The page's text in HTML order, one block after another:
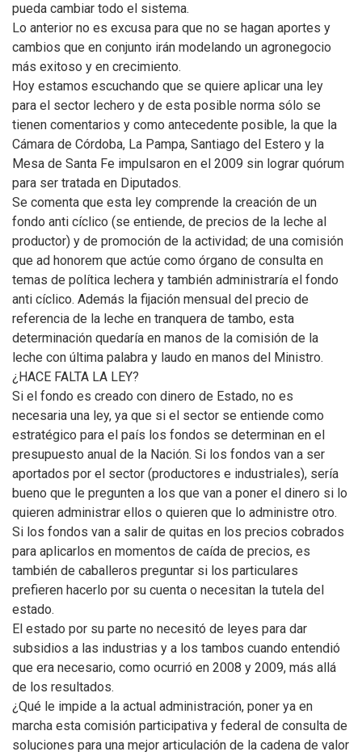
pueda cambiar todo el sistema.
Lo anterior no es excusa para que no se hagan aportes y
cambios que en conjunto irán modelando un agronegocio
más exitoso y en crecimiento.
Hoy estamos escuchando que se quiere aplicar una ley
para el sector lechero y de esta posible norma sólo se
tienen comentarios y como antecedente posible, la que la
Cámara de Córdoba, La Pampa, Santiago del Estero y la
Mesa de Santa Fe impulsaron en el 2009 sin lograr quórum
para ser tratada en Diputados.
Se comenta que esta ley comprende la creación de un
fondo anti cíclico (se entiende, de precios de la leche al
productor) y de promoción de la actividad; de una comisión
que ad honorem que actúe como órgano de consulta en
temas de política lechera y también administraría el fondo
anti cíclico. Además la fijación mensual del precio de
referencia de la leche en tranquera de tambo, esta
determinación quedaría en manos de la comisión de la
leche con última palabra y laudo en manos del Ministro.
¿HACE FALTA LA LEY?
Si el fondo es creado con dinero de Estado, no es
necesaria una ley, ya que si el sector se entiende como
estratégico para el país los fondos se determinan en el
presupuesto anual de la Nación. Si los fondos van a ser
aportados por el sector (productores e industriales), sería
bueno que le pregunten a los que van a poner el dinero si lo
quieren administrar ellos o quieren que lo administre otro.
Si los fondos van a salir de quitas en los precios cobrados
para aplicarlos en momentos de caída de precios, es
también de caballeros preguntar si los particulares
prefieren hacerlo por su cuenta o necesitan la tutela del
estado.
El estado por su parte no necesitó de leyes para dar
subsidios a las industrias y a los tambos cuando entendió
que era necesario, como ocurrió en 2008 y 2009, más allá
de los resultados.
¿Qué le impide a la actual administración, poner ya en
marcha esta comisión participativa y federal de consulta de
soluciones para una mejor articulación de la cadena de valor